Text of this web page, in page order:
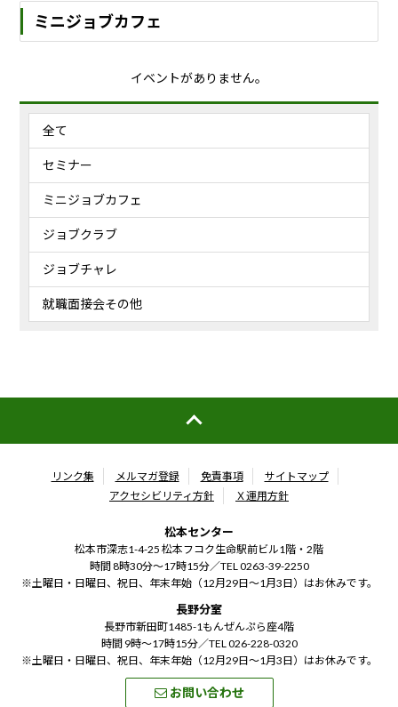
ミニジョブカフェ
イベントがありません。
全て
セミナー
ミニジョブカフェ
ジョブクラブ
ジョブチャレ
就職面接会その他
リンク集 メルマガ登録 免責事項
サイトマップ
アクセシビリティ方針
Ｘ運用方針
松本センター
松本市深志1-4-25 松本フコク生命駅前ビル1階・2階
時間 8時30分～17時15分／TEL 0263-39-2250
※土曜日・日曜日、祝日、年末年始（12月29日～1月3日）はお休みです。
長野分室
長野市新田町1485-1もんぜんぷら座4階
時間 9時～17時15分／TEL 026-228-0320
※土曜日・日曜日、祝日、年末年始（12月29日～1月3日）はお休みです。
お問い合わせ